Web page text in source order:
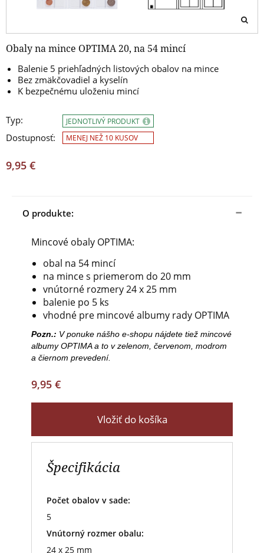
Obaly na mince OPTIMA 20, na 54 mincí
Balenie 5 priehľadných listových obalov na mince
Bez zmäkčovadiel a kyselín
K bezpečnému uloženiu mincí
Typ:
Dostupnosť:
JEDNOTLIVÝ PRODUKT
MENEJ NEŽ 10 KUSOV
9,95 €
O produkte:
Mincové obaly OPTIMA:
obal na 54 mincí
na mince s priemerom do 20 mm
vnútorné rozmery 24 x 25 mm
balenie po 5 ks
vhodné pre mincové albumy rady OPTIMA
Pozn.: V ponuke nášho e-shopu nájdete tiež mincové
albumy OPTIMA a to v zelenom, červenom, modrom
a čiernom prevedení.
9,95 €
Vložiť do košíka
Špecifikácia
Počet obalov v sade:
5
Vnútorný rozmer obalu:
24 x 25 mm